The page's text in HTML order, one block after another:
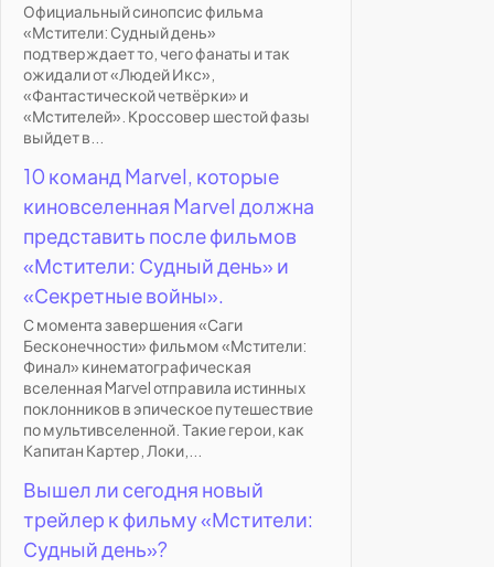
Официальный синопсис фильма
«Мстители: Судный день»
подтверждает то, чего фанаты и так
ожидали от «Людей Икс»,
«Фантастической четвёрки» и
«Мстителей». Кроссовер шестой фазы
выйдет в...
10 команд Marvel, которые
киновселенная Marvel должна
представить после фильмов
«Мстители: Судный день» и
«Секретные войны».
С момента завершения «Саги
Бесконечности» фильмом «Мстители:
Финал» кинематографическая
вселенная Marvel отправила истинных
поклонников в эпическое путешествие
по мультивселенной. Такие герои, как
Капитан Картер, Локи,...
Вышел ли сегодня новый
трейлер к фильму «Мстители:
Судный день»?